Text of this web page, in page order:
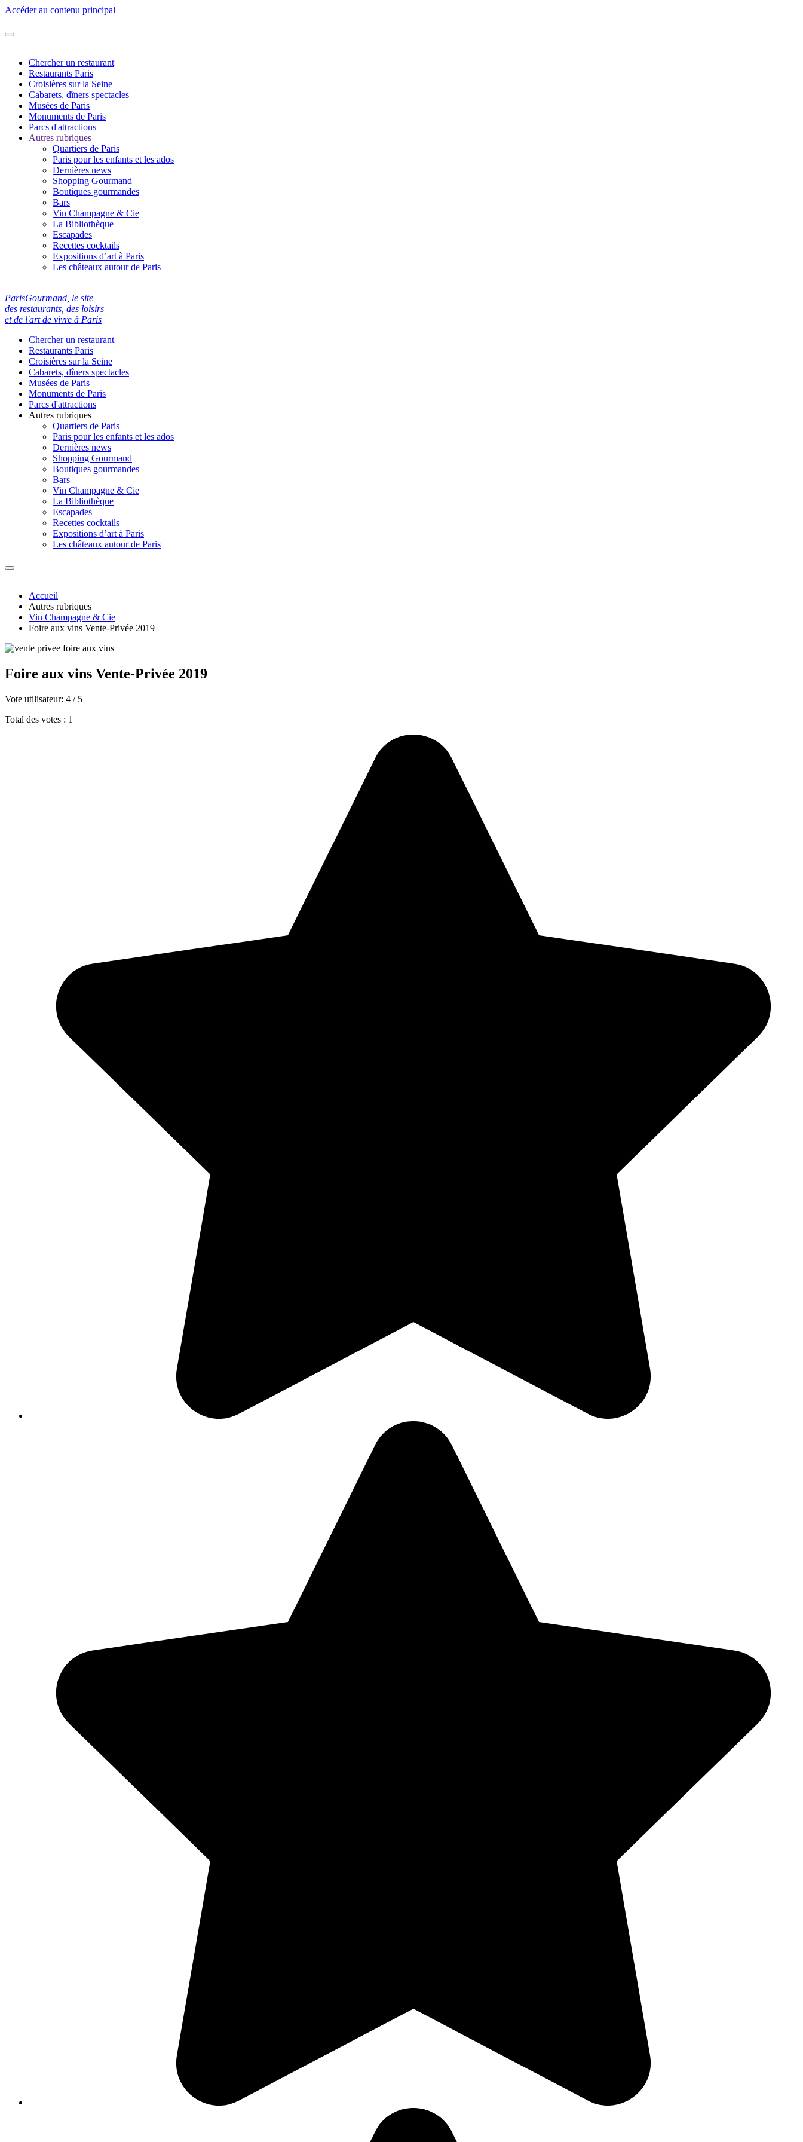
Accéder au contenu principal
Chercher un restaurant
Restaurants Paris
Croisières sur la Seine
Cabarets, dîners spectacles
Musées de Paris
Monuments de Paris
Parcs d'attractions
Autres rubriques
Quartiers de Paris
Paris pour les enfants et les ados
Dernières news
Shopping Gourmand
Boutiques gourmandes
Bars
Vin Champagne & Cie
La Bibliothèque
Escapades
Recettes cocktails
Expositions d’art à Paris
Les châteaux autour de Paris
ParisGourmand, le site
des restaurants, des loisirs
et de l'art de vivre à Paris
Chercher un restaurant
Restaurants Paris
Croisières sur la Seine
Cabarets, dîners spectacles
Musées de Paris
Monuments de Paris
Parcs d'attractions
Autres rubriques
Quartiers de Paris
Paris pour les enfants et les ados
Dernières news
Shopping Gourmand
Boutiques gourmandes
Bars
Vin Champagne & Cie
La Bibliothèque
Escapades
Recettes cocktails
Expositions d’art à Paris
Les châteaux autour de Paris
Accueil
Autres rubriques
Vin Champagne & Cie
Foire aux vins Vente-Privée 2019
Foire aux vins Vente-Privée 2019
Vote utilisateur: 4 / 5
Total des votes : 1